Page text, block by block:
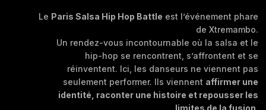
Le Paris Salsa Hip Hop Battle est l’événement phare
de Xtremambo.
Un rendez-vous incontournable où la salsa et le
hip-hop se rencontrent, s’affrontent et se
réinventent. Ici, les danseurs ne viennent pas
seulement performer. Ils viennent affirmer une
identité, raconter une histoire et repousser les
limites de la fusion.